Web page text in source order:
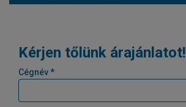
Kérjen tőlünk árajánlatot!
Cégnév *